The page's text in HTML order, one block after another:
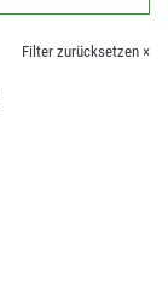
Filter zurücksetzen ×